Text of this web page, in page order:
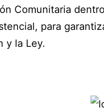
Comunitaria
para
y la Ley.